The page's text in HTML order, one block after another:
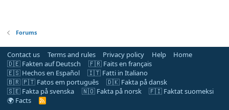
Forums
Contact us Terms and rules Privacy policy Help
Home
🇩🇪 Fakten auf Deutsch
🇫🇷 Faits en français
🇪🇸 Hechos en Español
🇮🇹 Fatti in Italiano
🇧🇷 🇵🇹 Fatos em português
🇩🇰 Fakta på dansk
🇸🇪 Fakta på svenska
🇳🇴 Fakta på norsk
🇫🇮 Faktat suomeksi
🌍 Facts
R